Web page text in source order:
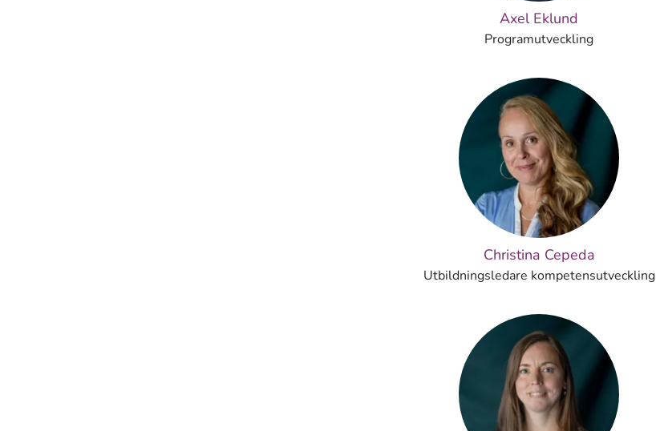
Axel Eklund
Programutveckling
Christina Cepeda
Utbildningsledare kompetensutveckling